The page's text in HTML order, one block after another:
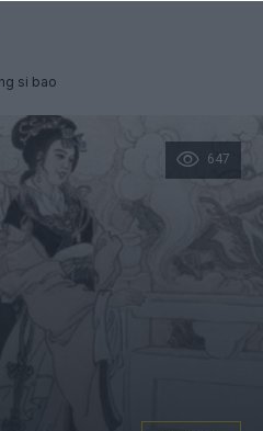
si bao
647